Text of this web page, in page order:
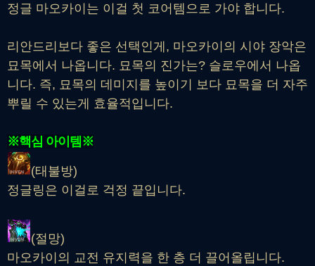
정글 마오카이는 이걸 첫 코어템으로 가야 합니다.
리안드리보다 좋은 선택인게, 마오카이의 시야 장악은
묘목에서 나옵니다. 묘목의 진가는? 슬로우에서 나옵
니다. 즉, 묘목의 데미지를 높이기 보다 묘목을 더 자주
뿌릴 수 있는게 효율적입니다.
※핵심 아이템※
(태불방)
정글링은 이걸로 걱정 끝입니다.
(절망)
마오카이의 교전 유지력을 한 층 더 끌어올립니다.